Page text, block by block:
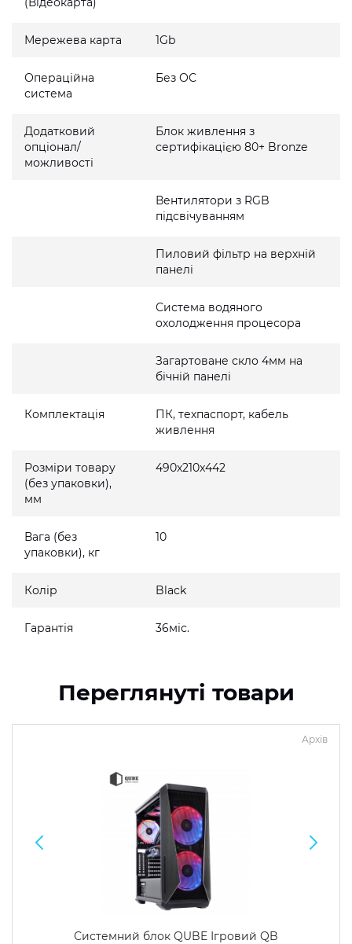
Мережева карта 1Gb
Операційна
система
Без ОС
Додатковий
опціонал/
можливості
Блок живлення з
сертифікацією 80+ Bronze
Вентилятори з RGB
підсвічуванням
Пиловий фільтр на верхній
панелі
Система водяного
охолодження процесора
Загартоване скло 4мм на
бічній панелі
Комплектація
ПК, техпаспорт, кабель
живлення
Розміри товару
(без упаковки),
мм
490x210x442
Вага (без
упаковки), кг
10
Колір Black
Гарантія 36міс.
Переглянуті товари
Архів
Системний блок QUBE Ігровий QB